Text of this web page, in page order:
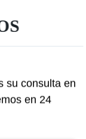
su consulta en
en 24